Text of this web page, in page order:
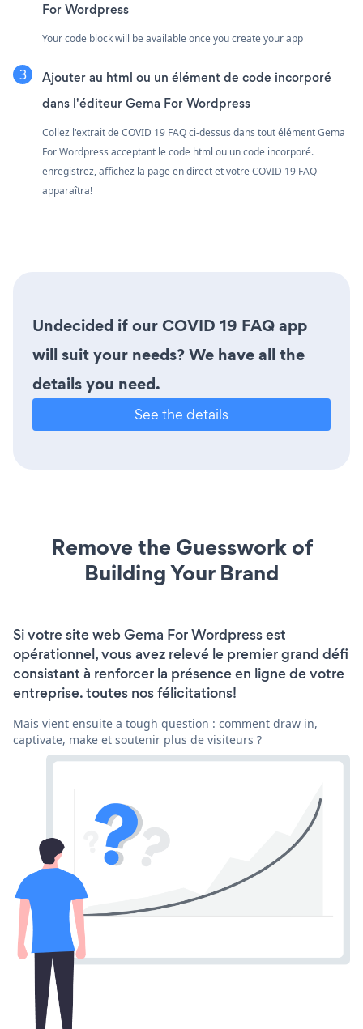
For Wordpress
Your code block will be available once you create your app
Ajouter au html ou un élément de code incorporé
dans l'éditeur Gema For Wordpress
Collez l'extrait de COVID 19 FAQ ci-dessus dans tout élément Gema
For Wordpress acceptant le code html ou un code incorporé.
enregistrez, affichez la page en direct et votre COVID 19 FAQ
apparaîtra!
Undecided if our COVID 19 FAQ app
will suit your needs? We have all the
details you need.
See the details
Remove the Guesswork of
Building Your Brand
Si votre site web Gema For Wordpress est
opérationnel, vous avez relevé le premier grand défi
consistant à renforcer la présence en ligne de votre
entreprise. toutes nos félicitations!
Mais vient ensuite a tough question : comment draw in,
captivate, make et soutenir plus de visiteurs ?